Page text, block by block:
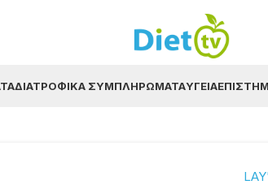
ΔΙΑΤΡΟΦΙΚΆ ΣΥΜΠΛΗΡΏΜΑΤΑΥΓΕΊΑ